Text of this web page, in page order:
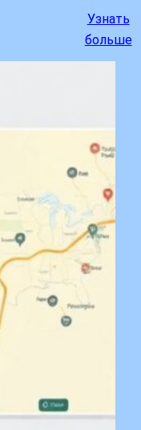
Узнать
больше